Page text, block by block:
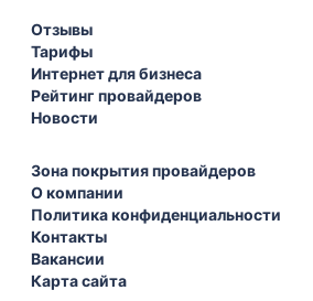
Отзывы
Тарифы
Интернет для бизнеса
Рейтинг провайдеров
Новости
Зона покрытия провайдеров
О компании
Политика конфиденциальности
Контакты
Вакансии
Карта сайта